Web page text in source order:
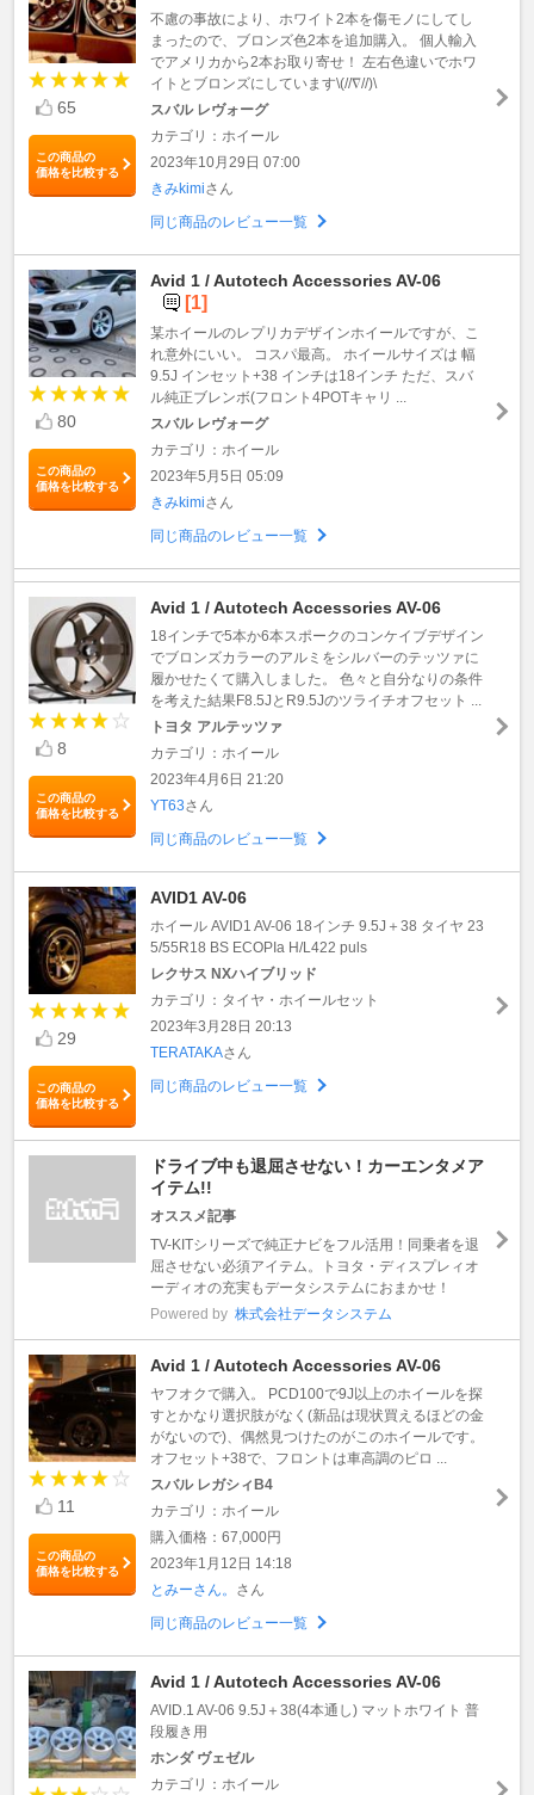
65
この商品の
価格を比較する
不慮の事故により、ホワイト2本を傷モノにしてし
まったので、ブロンズ色2本を追加購入。 個人輸入
でアメリカから2本お取り寄せ！ 左右色違いでホワ
イトとブロンズにしています\(//∇//)\
スバル レヴォーグ
カテゴリ：ホイール
2023年10月29日 07:00
きみkimiさん
同じ商品のレビュー一覧
80
この商品の
価格を比較する
Avid 1 / Autotech Accessories AV-06
[1]
某ホイールのレプリカデザインホイールですが、こ
れ意外にいい。 コスパ最高。 ホイールサイズは 幅
9.5J インセット+38 インチは18インチ ただ、スバ
ル純正ブレンボ(フロント4POTキャリ ...
スバル レヴォーグ
カテゴリ：ホイール
2023年5月5日 05:09
きみkimiさん
同じ商品のレビュー一覧
8
この商品の
価格を比較する
Avid 1 / Autotech Accessories AV-06
18インチで5本か6本スポークのコンケイブデザイン
でブロンズカラーのアルミをシルバーのテッツァに
履かせたくて購入しました。 色々と自分なりの条件
を考えた結果F8.5JとR9.5Jのツライチオフセット ...
トヨタ アルテッツァ
カテゴリ：ホイール
2023年4月6日 21:20
YT63さん
同じ商品のレビュー一覧
29
この商品の
価格を比較する
AVID1 AV-06
ホイール AVID1 AV-06 18インチ 9.5J＋38 タイヤ 23
5/55R18 BS ECOPIa H/L422 puls
レクサス NXハイブリッド
カテゴリ：タイヤ・ホイールセット
2023年3月28日 20:13
TERATAKAさん
同じ商品のレビュー一覧
ドライブ中も退屈させない！カーエンタメア
イテム!!
オススメ記事
TV-KITシリーズで純正ナビをフル活用！同乗者を退
屈させない必須アイテム。トヨタ・ディスプレィオ
ーディオの充実もデータシステムにおまかせ！
Powered by 株式会社データシステム
11
この商品の
価格を比較する
Avid 1 / Autotech Accessories AV-06
ヤフオクで購入。 PCD100で9J以上のホイールを探
すとかなり選択肢がなく(新品は現状買えるほどの金
がないので)、偶然見つけたのがこのホイールです。
オフセット+38で、フロントは車高調のピロ ...
スバル レガシィB4
カテゴリ：ホイール
購入価格：67,000円
2023年1月12日 14:18
とみーさん。 さん
同じ商品のレビュー一覧
Avid 1 / Autotech Accessories AV-06
AVID.1 AV-06 9.5J＋38(4本通し) マットホワイト 普
段履き用
ホンダ ヴェゼル
カテゴリ：ホイール